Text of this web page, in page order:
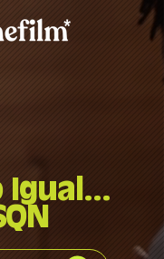
Igual...